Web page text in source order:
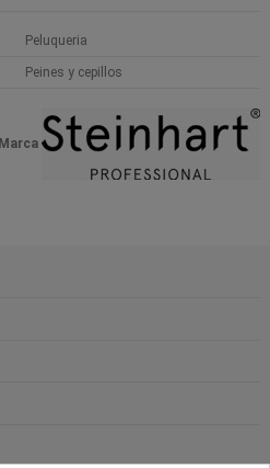
Peluqueria
Peines y cepillos
Marca